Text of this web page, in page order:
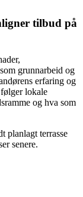
tilbud på
grunnarbeid og
erfaring og
lokale
og hva som
planlagt terrasse
senere.